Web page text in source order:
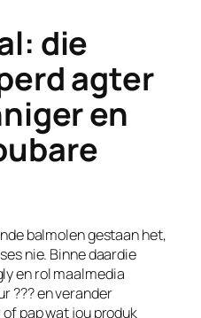
die
agter
en
balmolen gestaan het,
nie. Binne daardie
en rol maalmedia
??? en verander
pap wat jou produk